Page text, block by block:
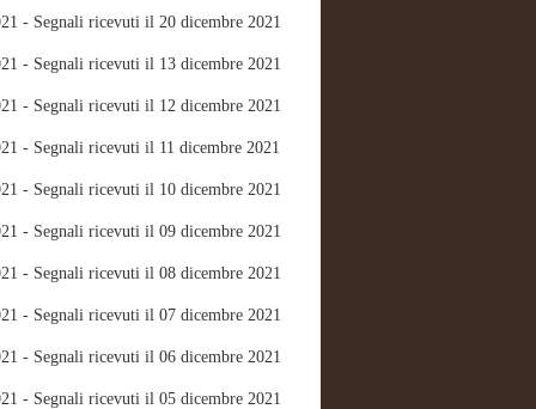
- Segnali ricevuti il 20 dicembre 2021
- Segnali ricevuti il 13 dicembre 2021
- Segnali ricevuti il 12 dicembre 2021
- Segnali ricevuti il 11 dicembre 2021
- Segnali ricevuti il 10 dicembre 2021
- Segnali ricevuti il 09 dicembre 2021
- Segnali ricevuti il 08 dicembre 2021
- Segnali ricevuti il 07 dicembre 2021
- Segnali ricevuti il 06 dicembre 2021
- Segnali ricevuti il 05 dicembre 2021